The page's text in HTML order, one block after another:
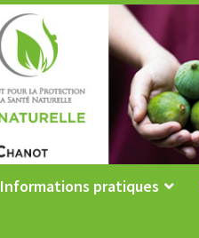
Informations pratiques